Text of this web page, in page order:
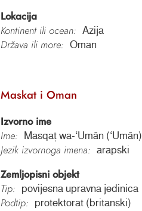
Lokacija
Kontinent ili ocean:
Azija
Država ili more: Oman
Maskat i Oman
Izvorno ime
Ime:
Masqaṭ wa-ʻUmān (ʻUmān)
Jezik izvornoga imena: arapski
Zemljopisni objekt
Tip:
povijesna upravna jedinica
Podtip: protektorat (britanski)